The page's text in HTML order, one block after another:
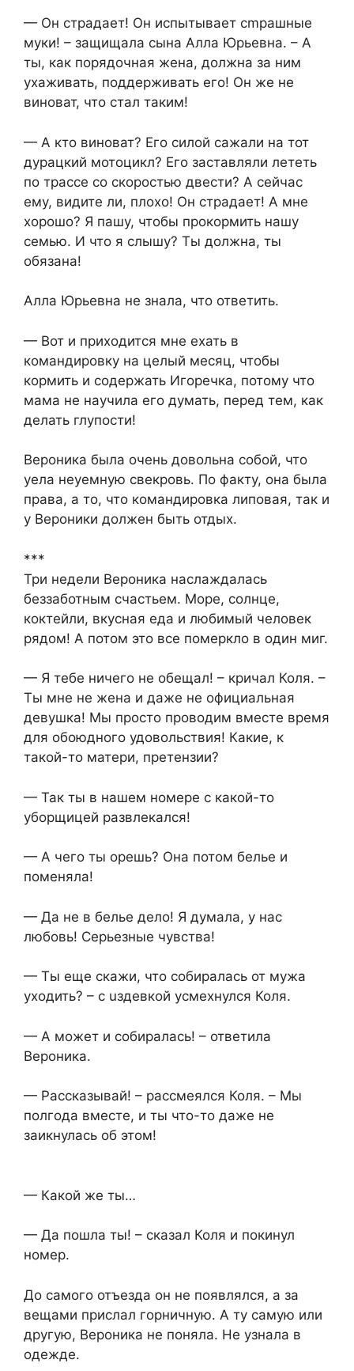
— Он страдает! Он испытывает сmрашные
муки! – защищала сына Алла Юрьевна. – А
ты, как порядочная жена, должна за ним
ухаживать, поддерживать его! Он же не
виноват, что стал таким!
— А кто виноват? Его силой сажали на тот
дурацкий мотоцикл? Его заставляли лететь
по трассе со скоростью двести? А сейчас
ему, видите ли, плохо! Он страдает! А мне
хорошо? Я пашу, чтобы прокормить нашу
семью. И что я слышу? Ты должна, ты
обязана!
Алла Юрьевна не знала, что ответить.
— Вот и приходится мне ехать в
командировку на целый месяц, чтобы
кормить и содержать Игоречка, потому что
мама не научила его думать, перед тем, как
делать глупости!
Вероника была очень довольна собой, что
уела неуемную свекровь. По факту, она была
права, а то, что командировка липовая, так и
у Вероники должен быть отдых.
***
Три недели Вероника наслаждалась
беззаботным счастьем. Море, солнце,
коктейли, вкусная еда и любимый человек
рядом! А потом это все померкло в один миг.
— Я тебе ничего не обещал! – кричал Коля. –
Ты мне не жена и даже не официальная
девушка! Мы просто проводим вместе время
для обоюдного удовольствия! Какие, к
такой-то матери, претензии?
— Так ты в нашем номере с какой-то
уборщицей развлекался!
— А чего ты орешь? Она потом белье и
поменяла!
— Да не в белье дело! Я думала, у нас
любовь! Серьезные чувства!
— Ты еще скажи, что собиралась от мужа
уходить? – с uздевкой усмехнулся Коля.
— А может и собиралась! – ответила
Вероника.
— Рассказывай! – рассмеялся Коля. – Мы
полгода вместе, и ты что-то даже не
заикнулась об этом!
— Какой же ты…
— Да пошла ты! – сказал Коля и покинул
номер.
До самого отъезда он не появлялся, а за
вещами прислал горничную. А ту самую или
другую, Вероника не поняла. Не узнала в
одежде.